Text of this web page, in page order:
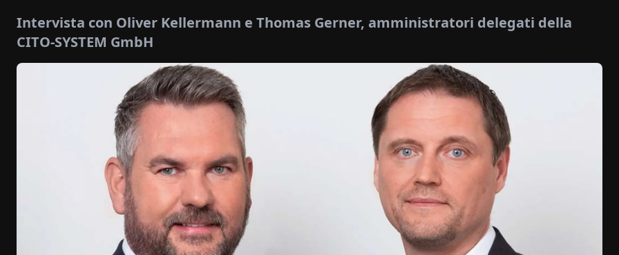
Intervista con Oliver Kellermann e Thomas Gerner, amministratori delegati della
CITO-SYSTEM GmbH